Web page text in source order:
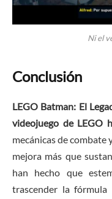
Ni el
Conclusión
LEGO Batman: El
videojuego de LEGO
mecánicas de combate
mejora más que
han hecho que
trascender la fórmula